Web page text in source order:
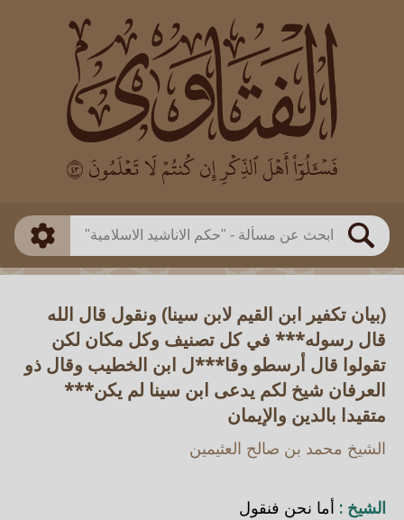
بحث
العالم
بن باز
بن العثيمين
اللجنة الدائمة
طريقة البحث
ذكي
(بيان تكفير ابن القيم لابن سينا) ونقول قال الله
قال رسوله*** في كل تصنيف وكل مكان لكن
تقولوا قال أرسطو وقا***ل ابن الخطيب وقال ذو
العرفان شيخ لكم يدعى ابن سينا لم يكن***
متقيدا بالدين والإيمان
الشيخ محمد بن صالح العثيمين
الشيخ : أما نحن فنقول